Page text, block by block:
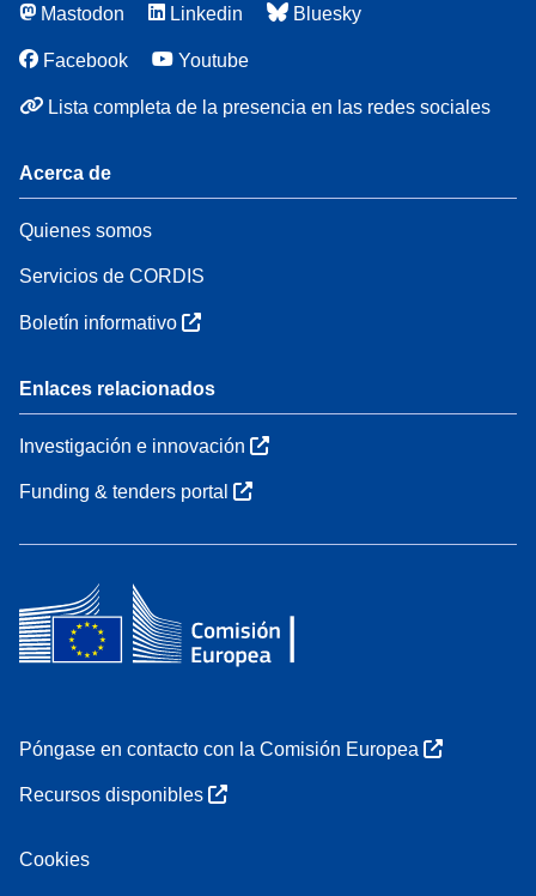
Mastodon Linkedin Bluesky
Facebook Youtube
Lista completa de la presencia en las redes sociales
Acerca de
Quienes somos
Servicios de CORDIS
Boletín informativo
Enlaces relacionados
Investigación e innovación
Funding & tenders portal
Póngase en contacto con la Comisión Europea
Recursos disponibles
Cookies